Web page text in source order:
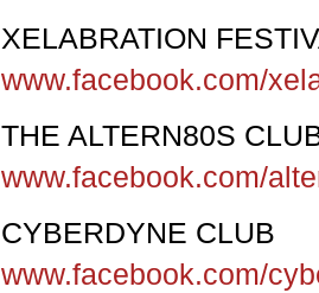
XELABRATION
www.facebook.com/
THE ALTERN80S
www.facebook.com/
CYBERDYNE CLUB
www.facebook.com/